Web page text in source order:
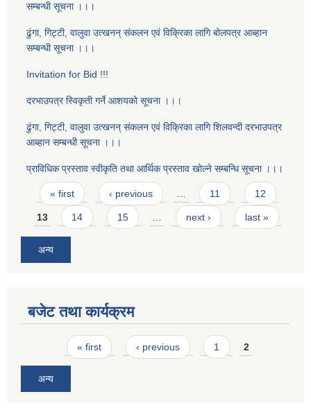
सम्बन्धी सूचना ।।।
ढुंगा, गिट्टी, वालुवा उत्खनन् संकलन एवं विक्रिका लागि बोलपत्र आब्हान
सम्बन्धी सूचना ।।।
Invitation for Bid !!!
दरभाउपत्र स्विकृती गर्ने आशयको सूचना ।।।
ढुंगा, गिट्टी, वालुवा उत्खनन् संकलन एवं विक्रिका लागि शिलवन्दी दरभाउपत्र
आब्हान सम्बन्धी सूचना ।।।
प्राविधिक प्रस्ताव स्वीकृति तथा आर्थिक प्रस्ताव खोल्ने सम्बन्धि सूचना ।।।
Pages
« first ‹ previous … 11 12
13 14 15 … next › last »
अन्य
बजेट तथा कार्यक्रम
Pages« first ‹ previous 1 2
अन्य